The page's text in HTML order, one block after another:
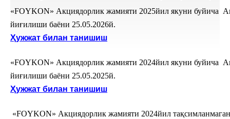
«FOYKON» Акциядорлик жамияти 2025йил якуни буйича
йиғилиши баёни 25.05.2026й.
Ҳужжат билан танишиш
«FOYKON» Акциядорлик жамияти 2024йил якуни буйича
йиғилиши баёни 25.05.2025й.
Ҳужжат билан танишиш
«FOYKON» Акциядорлик жамияти 2024йил